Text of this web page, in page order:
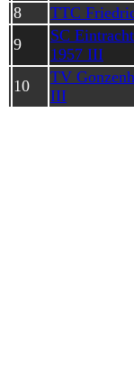
8 TTC
9
SC
1957 III
10
TV
III